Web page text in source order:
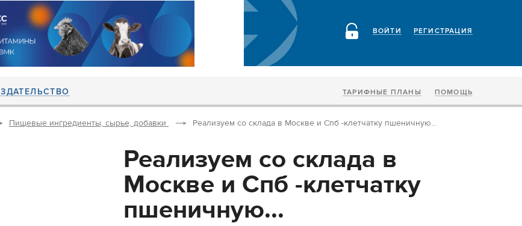
РЕГИСТРАЦИЯ
ВОЙТИ
ТАРИФНЫЕ ПЛАНЫ ПОМОЩЬ
Пищевые ингредиенты, сырье, добавки Реализуем со склада в Москве и Спб -клетчатку пшеничную...
Реализуем со склада в
Москве и Спб -клетчатку
пшеничную...